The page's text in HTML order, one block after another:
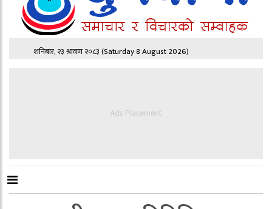
शनिबार, २३ श्रावण २०८३(Saturday 8 August 2026)
Ads Placement